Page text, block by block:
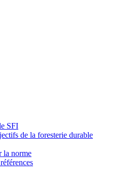
SFI
de la foresterie durable
la norme